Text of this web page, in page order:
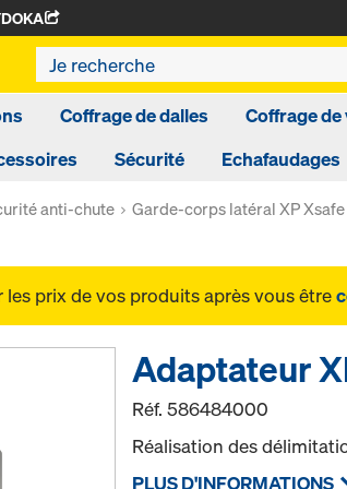
Coffrage de dalles
Coffrage de
Sécurité Echafaudages
anti-chute Garde-corps latéral XP Xsafe
prix de vos produits après vous être
Adaptateur
Réf.586484000
Réalisation des
PLUS D'INFORMATIONS